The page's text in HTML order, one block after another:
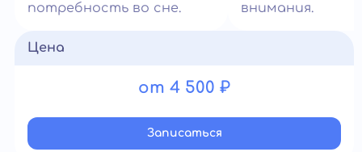
потребность во сне.
внимания.
Цена
от 4 500 ₽
Записатьcя